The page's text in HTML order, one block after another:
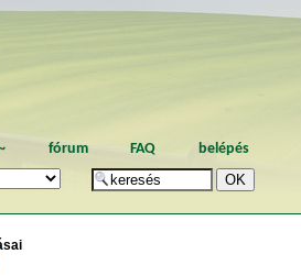
fórum FAQ belépés